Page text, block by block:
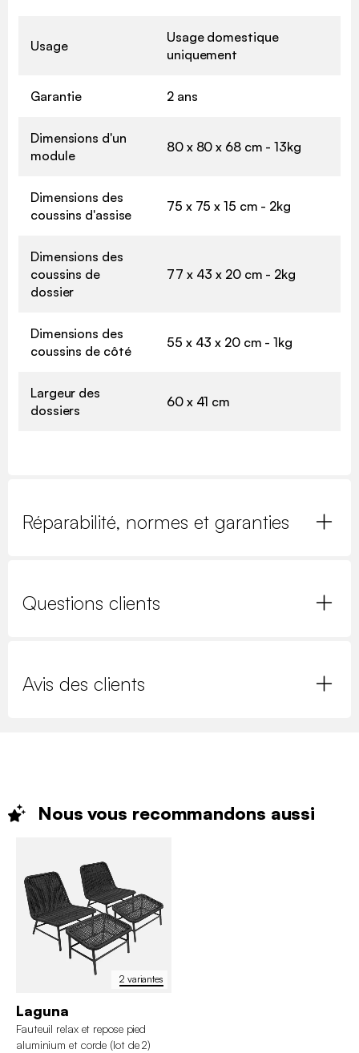
Usage
Usage domestique
uniquement
Garantie 2 ans
Dimensions d'un
module
80 x 80 x 68 cm - 13kg
Dimensions des
coussins d'assise
75 x 75 x 15 cm - 2kg
Dimensions des
coussins de
dossier
77 x 43 x 20 cm - 2kg
Dimensions des
coussins de côté
55 x 43 x 20 cm - 1kg
Largeur des
dossiers
60 x 41 cm
Réparabilité, normes et garanties
Questions clients
Avis des clients
Nous vous recommandons aussi
2 variantes
Laguna
Fauteuil relax et repose pied
aluminium et corde (lot de 2)